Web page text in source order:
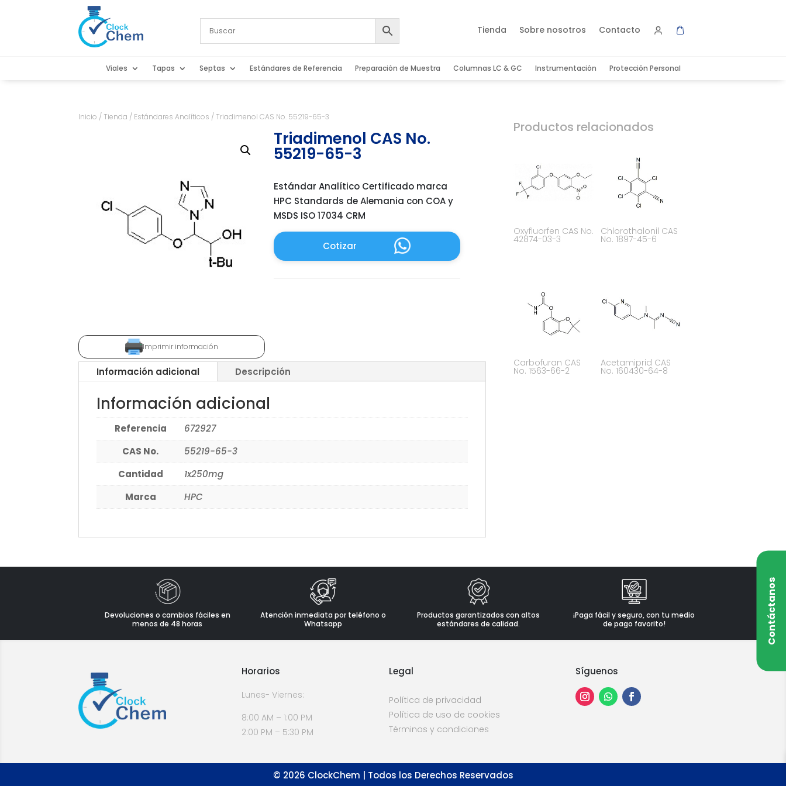
Tienda Sobre nosotros Contacto
Viales Tapas Septas Estándares de Referencia Preparación de Muestra Columnas LC & GC Instrumentación Protección Personal
Inicio / Tienda / Estándares Analíticos / Triadimenol CAS No. 55219-65-3
Imprimir información
Triadimenol CAS No.
55219-65-3
Estándar Analítico Certificado marca
HPC Standards de Alemania con COA y
MSDS ISO 17034 CRM
Cotizar
Información adicional Descripción
Información adicional
Referencia
672927
CAS No.
55219-65-3
Cantidad
1x250mg
Marca
HPC
Productos relacionados
Oxyfluorfen CAS No.
42874-03-3
Chlorothalonil CAS
No. 1897-45-6
Carbofuran CAS
No. 1563-66-2
Acetamiprid CAS
No. 160430-64-8
Devoluciones o cambios fáciles en
menos de 48 horas
Atención inmediata por teléfono o
Whatsapp
Productos garantizados con altos
estándares de calidad.
¡Paga fácil y seguro, con tu medio
de pago favorito!
Contáctanos
Horarios
Lunes- Viernes:
8:00 AM – 1:00 PM
2:00 PM – 5:30 PM
Legal
Política de privacidad
Política de uso de cookies
Términos y condiciones
Síguenos
© 2026 ClockChem | Todos los Derechos Reservados